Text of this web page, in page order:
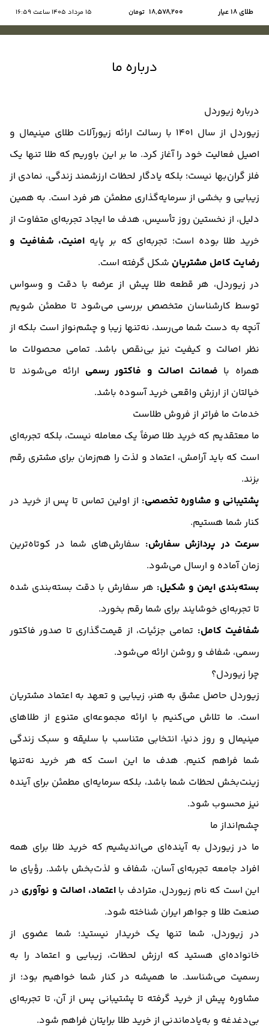
طلای ۱۸ عیار 18,578,200 تومان 15 مرداد 1405 ساعت 16:59
درباره ما
درباره زیوردل
زیوردل از سال 1401 با رسالت ارائه زیورآلات طلای مینیمال و
اصیل فعالیت خود را آغاز کرد. ما بر این باوریم که طلا تنها یک
فلز گران‌بها نیست؛ بلکه یادگار لحظات ارزشمند زندگی، نمادی از
زیبایی و بخشی از سرمایه‌گذاری مطمئن هر فرد است. به همین
دلیل، از نخستین روز تأسیس، هدف ما ایجاد تجربه‌ای متفاوت از
خرید طلا بوده است؛ تجربه‌ای که بر پایه امنیت، شفافیت و
رضایت کامل مشتریان شکل گرفته است.
در زیوردل، هر قطعه طلا پیش از عرضه با دقت و وسواس
توسط کارشناسان متخصص بررسی می‌شود تا مطمئن شویم
آنچه به دست شما می‌رسد، نه‌تنها زیبا و چشم‌نواز است بلکه از
نظر اصالت و کیفیت نیز بی‌نقص باشد. تمامی محصولات ما
همراه با ضمانت اصالت و فاکتور رسمی ارائه می‌شوند تا
خیالتان از ارزش واقعی خرید آسوده باشد.
خدمات ما فراتر از فروش طلاست
ما معتقدیم که خرید طلا صرفاً یک معامله نیست، بلکه تجربه‌ای
است که باید آرامش، اعتماد و لذت را هم‌زمان برای مشتری رقم
بزند.
پشتیبانی و مشاوره تخصصی: از اولین تماس تا پس از خرید در
کنار شما هستیم.
سرعت در پردازش سفارش: سفارش‌های شما در کوتاه‌ترین
زمان آماده و ارسال می‌شود.
بسته‌بندی ایمن و شکیل: هر سفارش با دقت بسته‌بندی شده
تا تجربه‌ای خوشایند برای شما رقم بخورد.
شفافیت کامل: تمامی جزئیات، از قیمت‌گذاری تا صدور فاکتور
رسمی، شفاف و روشن ارائه می‌شود.
چرا زیوردل؟
زیوردل حاصل عشق به هنر، زیبایی و تعهد به اعتماد مشتریان
است. ما تلاش می‌کنیم با ارائه مجموعه‌ای متنوع از طلاهای
مینیمال و روز دنیا، انتخابی متناسب با سلیقه و سبک زندگی
شما فراهم کنیم. هدف ما این است که هر خرید نه‌تنها
زینت‌بخش لحظات شما باشد، بلکه سرمایه‌ای مطمئن برای آینده
نیز محسوب شود.
چشم‌انداز ما
ما در زیوردل به آینده‌ای می‌اندیشیم که خرید طلا برای همه
افراد جامعه تجربه‌ای آسان، شفاف و لذت‌بخش باشد. رؤیای ما
این است که نام زیوردل، مترادف بااعتماد، اصالت و نوآوری در
صنعت طلا و جواهر ایران شناخته شود.
در زیوردل، شما تنها یک خریدار نیستید؛ شما عضوی از
خانواده‌ای هستید که ارزش لحظات، زیبایی و اعتماد را به
رسمیت می‌شناسد. ما همیشه در کنار شما خواهیم بود؛ از
مشاوره پیش از خرید گرفته تا پشتیبانی پس از آن، تا تجربه‌ای
بی‌دغدغه و به‌یادماندنی از خرید طلا برایتان فراهم شود.